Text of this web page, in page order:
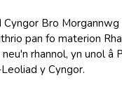
Bro Morgannwg
pan fo materion
rhannol, yn unol â
y Cyngor.